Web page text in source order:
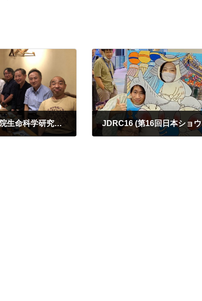
上村さんが東北大学大学院生命科学研究科でセミナーをしました。